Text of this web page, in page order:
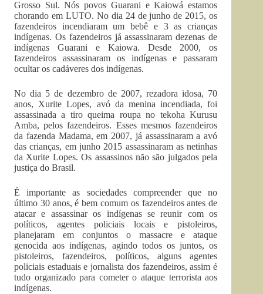
Grosso Sul. Nós povos Guarani e Kaiowá estamos
chorando em LUTO. No dia 24 de junho de 2015, os
fazendeiros incendiaram um bebê e 3 as crianças
indígenas. Os fazendeiros já assassinaram dezenas de
indígenas Guarani e Kaiowa. Desde 2000, os
fazendeiros assassinaram os indígenas e passaram
ocultar os cadáveres dos indígenas.
No dia 5 de dezembro de 2007, rezadora idosa, 70
anos, Xurite Lopes, avó da menina incendiada, foi
assassinada a tiro queima roupa no tekoha Kurusu
Amba, pelos fazendeiros. Esses mesmos fazendeiros
da fazenda Madama, em 2007, já assassinaram a avó
das crianças, em junho 2015 assassinaram as netinhas
da Xurite Lopes. Os assassinos não são julgados pela
justiça do Brasil.
É importante as sociedades compreender que no
último 30 anos, é bem comum os fazendeiros antes de
atacar e assassinar os indígenas se reunir com os
políticos, agentes policiais locais e pistoleiros,
planejaram em conjuntos o massacre e ataque
genocida aos indígenas, agindo todos os juntos, os
pistoleiros, fazendeiros, políticos, alguns agentes
policiais estaduais e jornalista dos fazendeiros, assim é
tudo organizado para cometer o ataque terrorista aos
indígenas.